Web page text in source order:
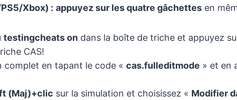
Xbox) : appuyez sur les quatre gâchettes en
testingcheats on dans la boîte de triche et appuyez
CAS!
complet en tapant le code « cas.fulleditmode » et en
(Maj)+clic sur la simulation et choisissez « Modifier